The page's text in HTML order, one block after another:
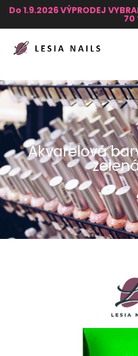
Do 1.9.2026 VÝPRODEJ
70
Akvarelová